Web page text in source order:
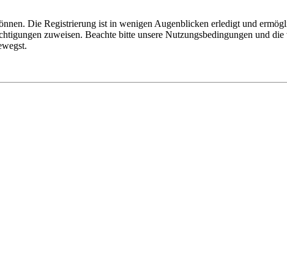
Die Registrierung ist in wenigen Augenblicken erledigt und
zuweisen. Beachte bitte unsere Nutzungsbedingungen und